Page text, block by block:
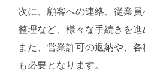
次に、顧客への連絡、従業
整理など、様々な手続きを進
また、営業許可の返納や、
も必要となります。